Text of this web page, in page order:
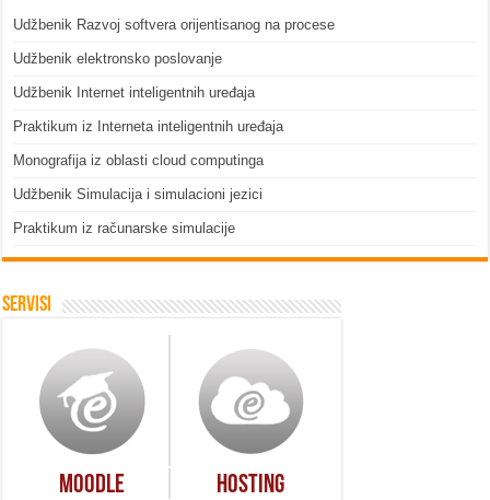
Udžbenik Razvoj softvera orijentisanog na procese
Udžbenik elektronsko poslovanje
Udžbenik Internet inteligentnih uređaja
Praktikum iz Interneta inteligentnih uređaja
Monografija iz oblasti cloud computinga
Udžbenik Simulacija i simulacioni jezici
Praktikum iz računarske simulacije
Servisi
Moodle Hosting